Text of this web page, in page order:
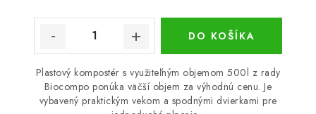
DO KOŠÍKA
Plastový kompostér s využiteľným objemom 500l z rady
Biocompo ponúka väčší objem za výhodnú cenu. Je
vybavený praktickým vekom a spodnými dvierkami pre